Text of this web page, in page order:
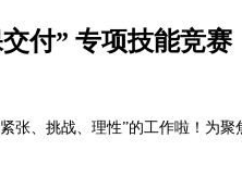
付” 专项技能竞赛
、挑战、理性”的工作啦！为